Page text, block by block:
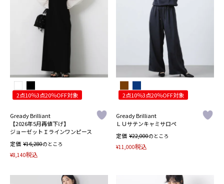
2点10％3点20％OFF対象
Gready Brilliant
【2026年5月再値下げ】
ジョーゼットＩラインワンピース
定価 ¥16,280のところ
¥8,140税込
2点10％3点20％OFF対象
Gready Brilliant
ＬＵサテンキャミサロペ
定価 ¥22,000のところ
¥11,000税込